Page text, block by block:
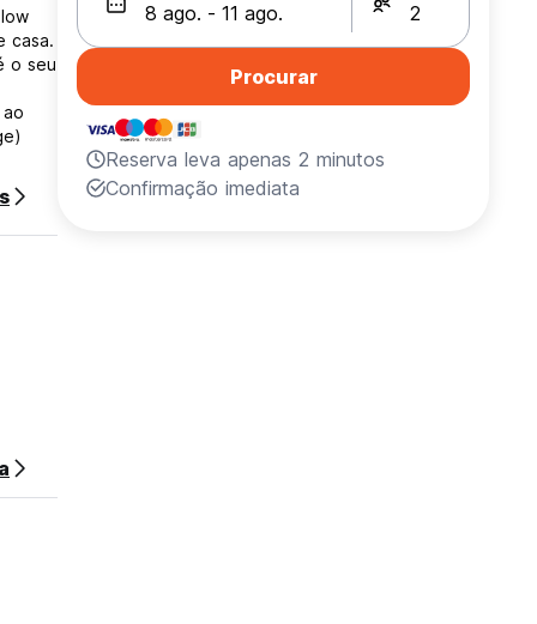
casa.
o seu
Procurar
Reserva leva apenas 2 minutos
Confirmação imediata